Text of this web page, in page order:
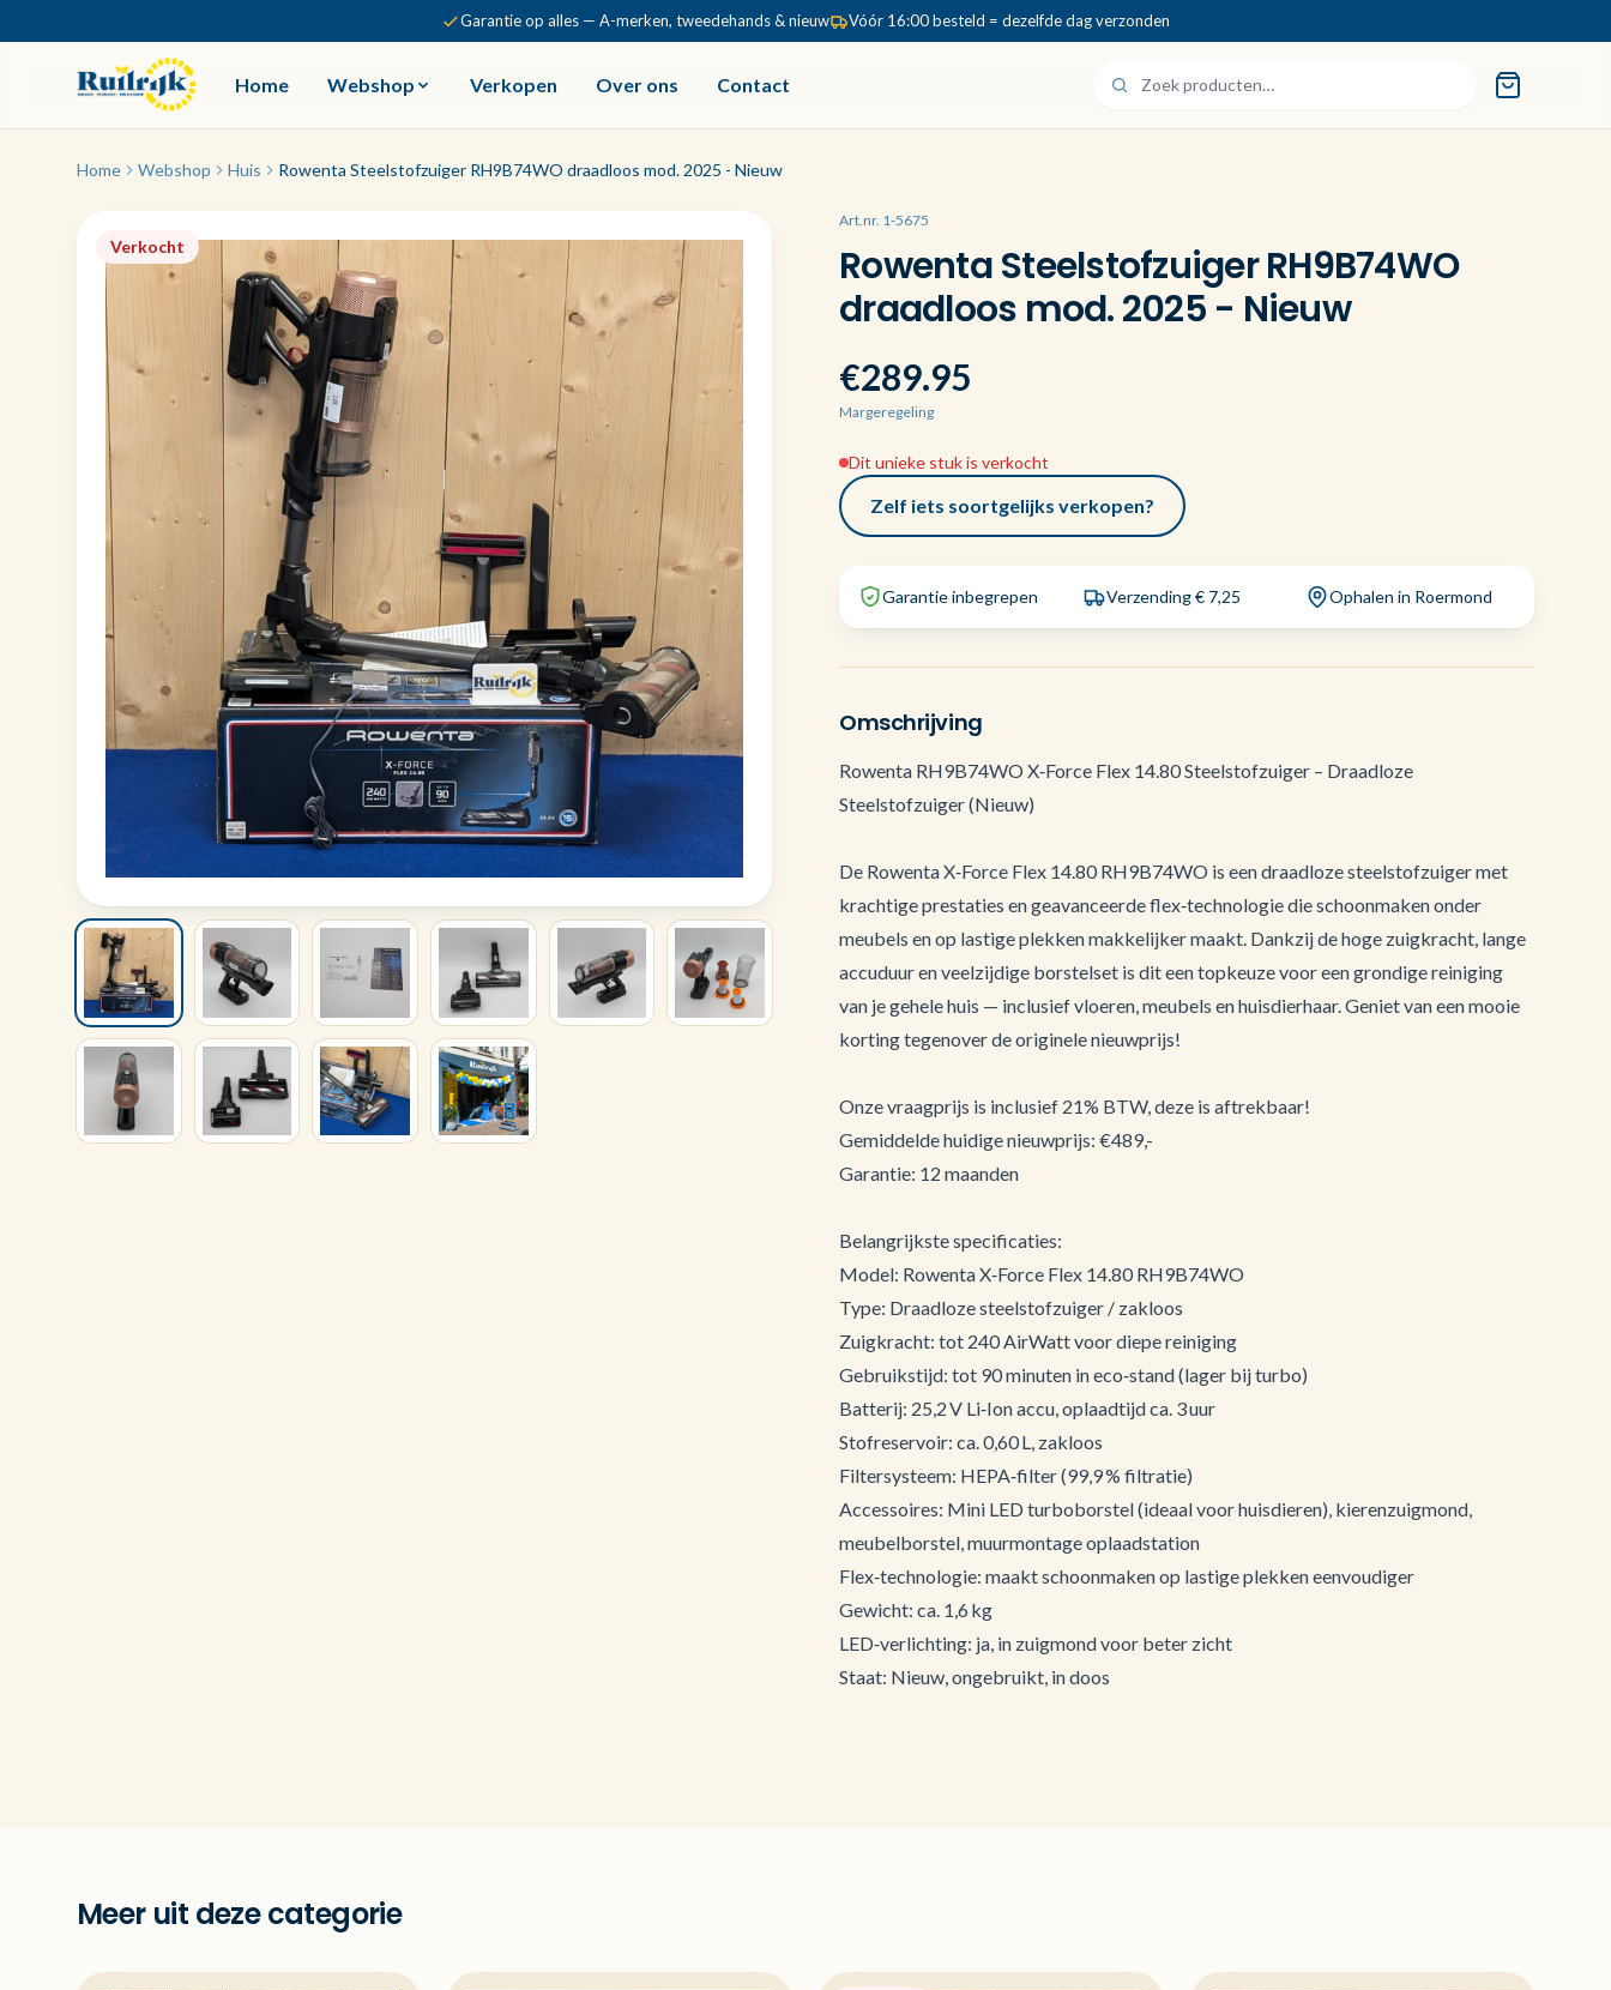
Garantie op alles — A-merken, tweedehands & nieuw Vóór 16:00 besteld = dezelfde dag verzonden
Home Webshop Verkopen Over ons Contact
Home Webshop Huis Rowenta Steelstofzuiger RH9B74WO draadloos mod. 2025 - Nieuw
Verkocht
Art.nr. 1-5675
Rowenta Steelstofzuiger RH9B74WO
draadloos mod. 2025 - Nieuw
€289.95
Margeregeling
Dit unieke stuk is verkocht
Zelf iets soortgelijks verkopen?
Garantie inbegrepen Verzending € 7,25 Ophalen in Roermond
Omschrijving
Rowenta RH9B74WO X‑Force Flex 14.80 Steelstofzuiger – Draadloze
Steelstofzuiger (Nieuw)
De Rowenta X‑Force Flex 14.80 RH9B74WO is een draadloze steelstofzuiger met
krachtige prestaties en geavanceerde flex‑technologie die schoonmaken onder
meubels en op lastige plekken makkelijker maakt. Dankzij de hoge zuigkracht, lange
accuduur en veelzijdige borstelset is dit een topkeuze voor een grondige reiniging
van je gehele huis — inclusief vloeren, meubels en huisdierhaar. Geniet van een mooie
korting tegenover de originele nieuwprijs!
Onze vraagprijs is inclusief 21% BTW, deze is aftrekbaar!
Gemiddelde huidige nieuwprijs: €489,-
Garantie: 12 maanden
Belangrijkste specificaties:
Model: Rowenta X‑Force Flex 14.80 RH9B74WO
Type: Draadloze steelstofzuiger / zakloos
Zuigkracht: tot 240 AirWatt voor diepe reiniging
Gebruikstijd: tot 90 minuten in eco‑stand (lager bij turbo)
Batterij: 25,2 V Li‑Ion accu, oplaadtijd ca. 3 uur
Stofreservoir: ca. 0,60 L, zakloos
Filtersysteem: HEPA‑filter (99,9 % filtratie)
Accessoires: Mini LED turboborstel (ideaal voor huisdieren), kierenzuigmond,
meubelborstel, muurmontage oplaadstation
Flex‑technologie: maakt schoonmaken op lastige plekken eenvoudiger
Gewicht: ca. 1,6 kg
LED‑verlichting: ja, in zuigmond voor beter zicht
Staat: Nieuw, ongebruikt, in doos
Meer uit deze categorie